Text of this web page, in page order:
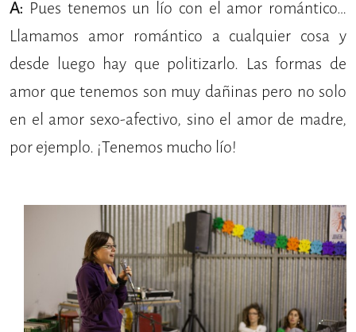
A: Pues tenemos un lío con el amor romántico…
Llamamos amor romántico a cualquier cosa y
desde luego hay que politizarlo. Las formas de
amor que tenemos son muy dañinas pero no solo
en el amor sexo-afectivo, sino el amor de madre,
por ejemplo. ¡Tenemos mucho lío!